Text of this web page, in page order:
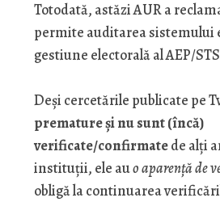
Totodată, astăzi AUR a
permite auditarea sistemului
gestiune electorală al AEP/
Deși cercetările publicate pe
premature și nu sunt (încă)
verificate/confirmatede alți
instituții, ele auo aparență de
obligă la continuarea